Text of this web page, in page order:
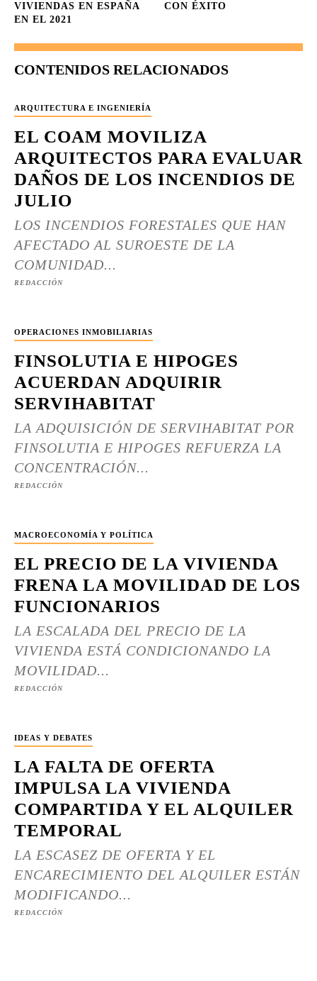
VIVIENDAS EN ESPAÑA
EN EL 2021
CON ÉXITO
CONTENIDOS RELACIONADOS
ARQUITECTURA E INGENIERÍA
EL COAM MOVILIZA
ARQUITECTOS PARA EVALUAR
DAÑOS DE LOS INCENDIOS DE
JULIO
LOS INCENDIOS FORESTALES QUE HAN
AFECTADO AL SUROESTE DE LA
COMUNIDAD...
REDACCIÓN
OPERACIONES INMOBILIARIAS
FINSOLUTIA E HIPOGES
ACUERDAN ADQUIRIR
SERVIHABITAT
LA ADQUISICIÓN DE SERVIHABITAT POR
FINSOLUTIA E HIPOGES REFUERZA LA
CONCENTRACIÓN...
REDACCIÓN
MACROECONOMÍA Y POLÍTICA
EL PRECIO DE LA VIVIENDA
FRENA LA MOVILIDAD DE LOS
FUNCIONARIOS
LA ESCALADA DEL PRECIO DE LA
VIVIENDA ESTÁ CONDICIONANDO LA
MOVILIDAD...
REDACCIÓN
IDEAS Y DEBATES
LA FALTA DE OFERTA
IMPULSA LA VIVIENDA
COMPARTIDA Y EL ALQUILER
TEMPORAL
LA ESCASEZ DE OFERTA Y EL
ENCARECIMIENTO DEL ALQUILER ESTÁN
MODIFICANDO...
REDACCIÓN